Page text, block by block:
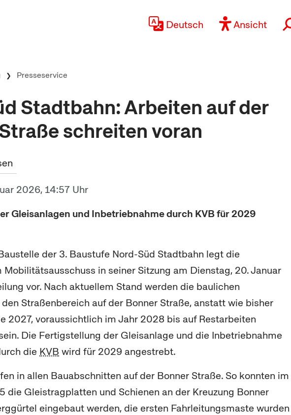
Deutsch
Ansicht
Presseservice
Stadtbahn: Arbeiten auf der
schreiten voran
2026, 14:57 Uhr
Gleisanlagen und Inbetriebnahme durch KVB für 2029
der 3. Baustufe Nord-Süd Stadtbahn legt die
Mobilitätsausschuss in seiner Sitzung am Dienstag, 20. Januar
vor. Nach aktuellem Stand werden die baulichen
Straßenbereich auf der Bonner Straße, anstatt wie bisher
2027, voraussichtlich im Jahr 2028 bis auf Restarbeiten
Die Fertigstellung der Gleisanlage und die Inbetriebnahme
die KVB wird für 2029 angestrebt.
in allen Bauabschnitten auf der Bonner Straße. So konnten im
die Gleistragplatten und Schienen an der Kreuzung Bonner
eingebaut werden, die ersten Fahrleitungsmaste wurden